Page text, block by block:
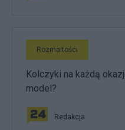
Rozmaitości
Kolczyki na każdą
model?
Redakcja